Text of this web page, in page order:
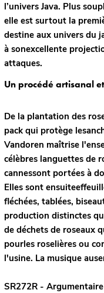
l’univers Java. Plus
elle est surtout la
destine aux univers du
à sonexcellente
attaques.
Un procédé artisanal
De la plantation des
pack qui protège
Vandoren maîtrise
célèbres languettes de
cannessont portées à
Elles sont
fléchées, tablées,
production distinctes
de déchets de roseaux
pourles roselières ou
l'usine. La musique
SR272R -